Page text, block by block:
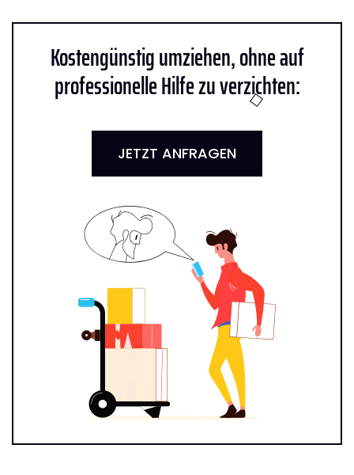
Kostengünstig umziehen, ohne auf
professionelle Hilfe zu verzichten:
JETZT ANFRAGEN